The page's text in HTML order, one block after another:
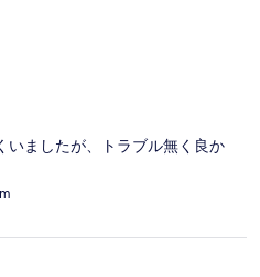
いましたが、トラブル無く良か